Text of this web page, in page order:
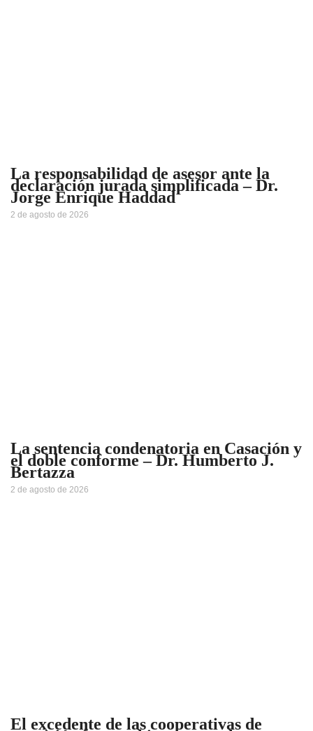
La responsabilidad de asesor ante la
declaración jurada simplificada – Dr.
Jorge Enrique Haddad
2 de agosto de 2026
La sentencia condenatoria en Casación y
el doble conforme – Dr. Humberto J.
Bertazza
2 de agosto de 2026
El excedente de las cooperativas de